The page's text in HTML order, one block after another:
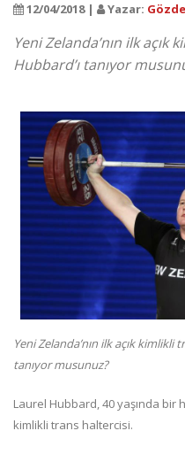
12/04/2018 | Yazar:
Yeni Zelanda’nın ilk
Hubbard’ı tanıyor
Yeni Zelanda’nın ilk açık kimlikli
tanıyor musunuz?
Laurel Hubbard, 40 yaşında bir
kimlikli trans haltercisi.